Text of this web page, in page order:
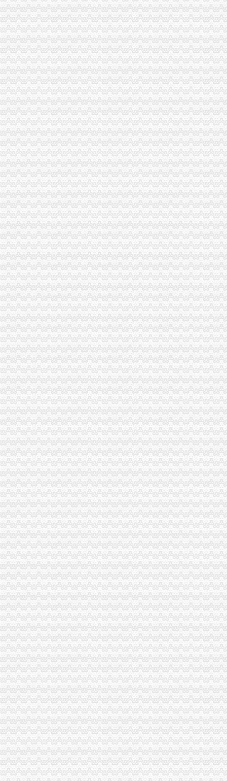
增值税普通发票-黑龙江消费维权法律咨询-法邦网,免费为您解答法律
增值税普通发票核定可即时办结_网易新闻
增值税普通发票印软件30.0.7官方版下载_华软件站
增值税普通发票
本市开展增值税普通发票专项整
江苏增值税普通发票真伪查询_江苏发票查询_江苏增值税发票查询_会
上海增值税普通发票装修样板间
增值税普通发票丢失如何处理
DJI帮助中心-购买指南
税务总局：今起开增值税普通发票需提供税号-发票,增值税,起开,